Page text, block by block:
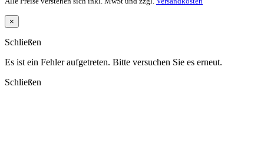
×
Schließen
Es ist ein Fehler aufgetreten. Bitte versuchen Sie es erneut.
Schließen